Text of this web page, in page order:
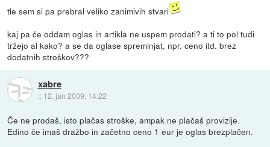
tle sem si pa prebral veliko zanimivih stvari
kaj pa če oddam oglas in artikla ne uspem prodati? a ti to pol tudi
tržejo al kako? a se da oglase spreminjat, npr. ceno itd. brez
dodatnih stroškov???
xabre
:: 12. jan 2009, 14:22
Če ne prodaš, isto plačas stroške, ampak ne plačaš provizije.
Edino če imaš dražbo in začetno ceno 1 eur je oglas brezplačen.